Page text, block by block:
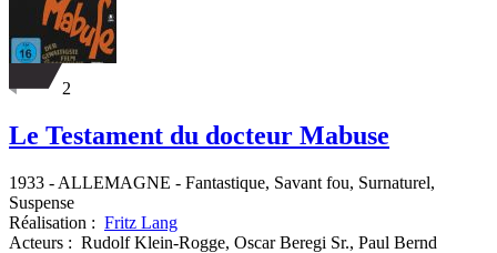
2
Le Testament du docteur Mabuse
1933 - ALLEMAGNE - Fantastique, Savant fou, Surnaturel,
Suspense
Réalisation : Fritz Lang
Acteurs : Rudolf Klein-Rogge, Oscar Beregi Sr., Paul Bernd